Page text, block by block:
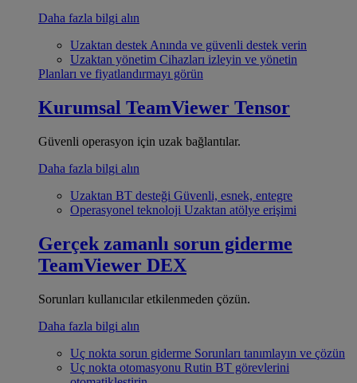
Daha fazla bilgi alın
Uzaktan destek Anında ve güvenli destek verin
Uzaktan yönetim Cihazları izleyin ve yönetin
Planları ve fiyatlandırmayı görün
Kurumsal TeamViewer Tensor
Güvenli operasyon için uzak bağlantılar.
Daha fazla bilgi alın
Uzaktan BT desteği Güvenli, esnek, entegre
Operasyonel teknoloji Uzaktan atölye erişimi
Gerçek zamanlı sorun giderme
TeamViewer DEX
Sorunları kullanıcılar etkilenmeden çözün.
Daha fazla bilgi alın
Uç nokta sorun giderme Sorunları tanımlayın ve çözün
Uç nokta otomasyonu Rutin BT görevlerini